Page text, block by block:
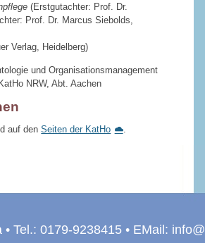
(Erstgutachter: Prof. Dr.
Prof. Dr. Marcus Siebolds,
Verlag, Heidelberg)
und Organisationsmanagement
NRW, Abt. Aachen
auf denSeiten der KatHo .
Tel.: 0179-9238415 • EMail: info@